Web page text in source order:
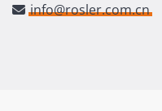
info@rosler.com.cn